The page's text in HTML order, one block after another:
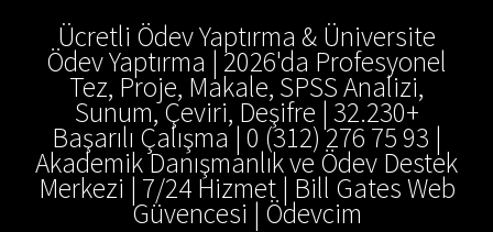
Ücretli Ödev Yaptırma & Üniversite
Ödev Yaptırma | 2026'da Profesyonel
Tez, Proje, Makale, SPSS Analizi,
Sunum, Çeviri, Deşifre | 32.230+
Başarılı Çalışma | 0 (312) 276 75 93 |
Akademik Danışmanlık ve Ödev Destek
Merkezi | 7/24 Hizmet | Bill Gates Web
Güvencesi | Ödevcim